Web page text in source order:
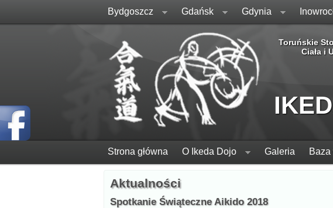
Bydgoszcz Gdańsk Gdynia
Toruńskie
Ciała i
Strona główna O Ikeda Dojo Galeria
Aktualności
Spotkanie Świąteczne Aikido 2018